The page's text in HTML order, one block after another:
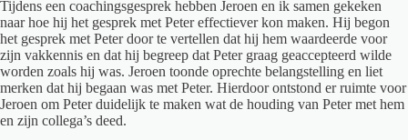
Tijdens een coachingsgesprek hebben Jeroen en ik samen gekeken
naar hoe hij het gesprek met Peter effectiever kon maken. Hij begon
het gesprek met Peter door te vertellen dat hij hem waardeerde voor
zijn vakkennis en dat hij begreep dat Peter graag geaccepteerd wilde
worden zoals hij was. Jeroen toonde oprechte belangstelling en liet
merken dat hij begaan was met Peter. Hierdoor ontstond er ruimte voor
Jeroen om Peter duidelijk te maken wat de houding van Peter met hem
en zijn collega’s deed.